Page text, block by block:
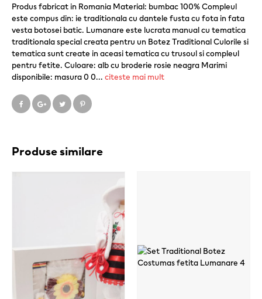
Produs fabricat in Romania Material: bumbac 100% Compleul
este compus din: ie traditionala cu dantele fusta cu fota in fata
vesta botosei batic. Lumanare este lucrata manual cu tematica
traditionala special creata pentru un Botez Traditional Culorile si
tematica sunt create in aceasi tematica cu trusoul si compleul
pentru fetite. Culoare: alb cu broderie rosie neagra Marimi
disponibile: masura 0 0... citeste mai mult
Produse similare